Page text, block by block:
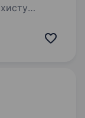
у свою